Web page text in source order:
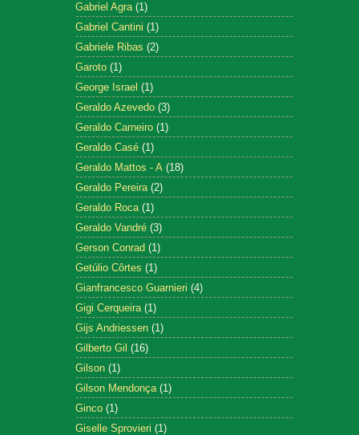
Gabriel Agra (1)
Gabriel Cantini (1)
Gabriele Ribas (2)
Garoto (1)
George Israel (1)
Geraldo Azevedo (3)
Geraldo Carneiro (1)
Geraldo Casé (1)
Geraldo Mattos - A (18)
Geraldo Pereira (2)
Geraldo Roca (1)
Geraldo Vandré (3)
Gerson Conrad (1)
Getúlio Côrtes (1)
Gianfrancesco Guarnieri (4)
Gigi Cerqueira (1)
Gijs Andriessen (1)
Gilberto Gil (16)
Gilson (1)
Gilson Mendonça (1)
Ginco (1)
Giselle Sprovieri (1)